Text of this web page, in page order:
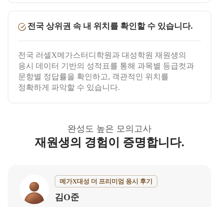
전국 상위권 속 내 위치를 확인할 수 있습니다.
전국 러셀X메가스터디학원과 대성학원 재원생의
응시 데이터 기반의 성적표를 통해 과목별 등급컷과
문항별 정답률을 확인하고, 객관적인 위치를
정확하게 파악할 수 있습니다.
완성도 높은 모의고사
재원생의 경험이 증명합니다.
메가X대성 더 프리미엄 응시 후기
김O준